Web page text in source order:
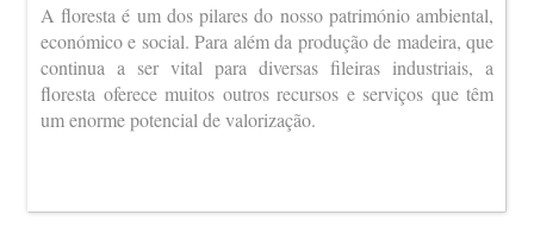
A floresta é um dos pilares do nosso património ambiental,
económico e social. Para além da produção de madeira, que
continua a ser vital para diversas fileiras industriais, a
floresta oferece muitos outros recursos e serviços que têm
um enorme potencial de valorização.